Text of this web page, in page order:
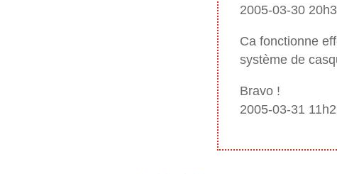
2005-03-30
Ca fonctionne
système de
Bravo !
2005-03-31